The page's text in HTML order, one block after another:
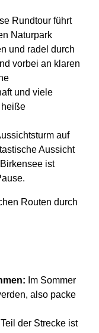
Rundtour führt
Naturpark
und radel durch
vorbei an klaren
und viele
heiße
auf
Aussicht
ist
Routen durch
Im Sommer
also packe
der Strecke ist